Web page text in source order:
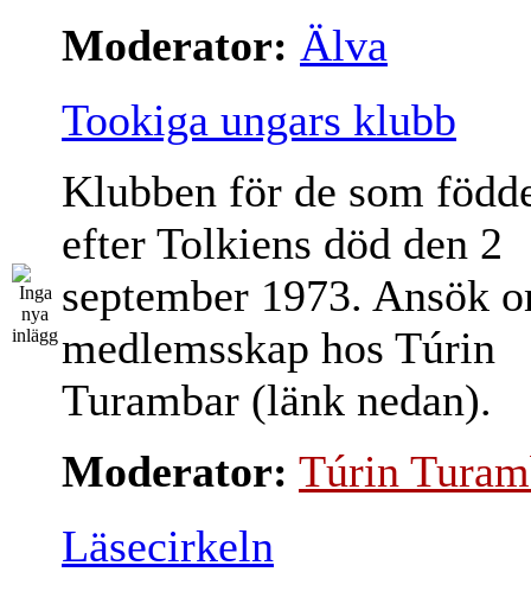
Moderator: Älva
Tookiga ungars klubb
Klubben för de som
efter Tolkiens död den 2
september 1973. Ansök
medlemsskap hos Túrin
Turambar (länk nedan).
Moderator: Túrin
Läsecirkeln